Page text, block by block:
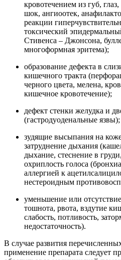
кровотечением из губ,
шок, ангиоотек,
реакции
токсический
Стивенса – Джонсона,
многоформная эритема);
образование дефекта в
кишечного тракта
черного цвета, мелена,
кишечное кровотечение);
дефект стенки желудка и
(гастродуоденальные язвы);
зудящие высыпания на
затруднение дыхания
дыхание, стеснение в
охриплость голоса
аллергией к
нестероидным
уменьшение или
тошнота, рвота, вздутие
слабость, потливость,
недостаточность).
В случае развития
применение препарата следует